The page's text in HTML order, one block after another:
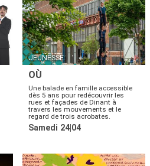
JEUNESSE
OÙ
Une balade en famille accessible
dès 5 ans pour redécouvrir les
rues et façades de Dinant à
travers les mouvements et le
regard de trois acrobates.
Samedi 24|04